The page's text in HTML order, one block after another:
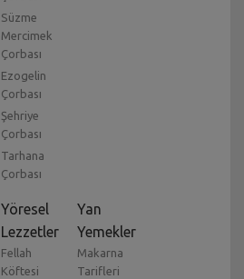
Süzme
Mercimek
Çorbası
Ezogelin
Çorbası
Şehriye
Çorbası
Tarhana
Çorbası
Yöresel
Lezzetler
Fellah
Köftesi
Yan
Yemekler
Makarna
Tarifleri